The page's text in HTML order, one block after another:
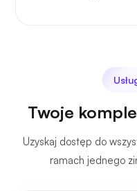
Twoje
Uzyskaj dostęp do
ramach jednego